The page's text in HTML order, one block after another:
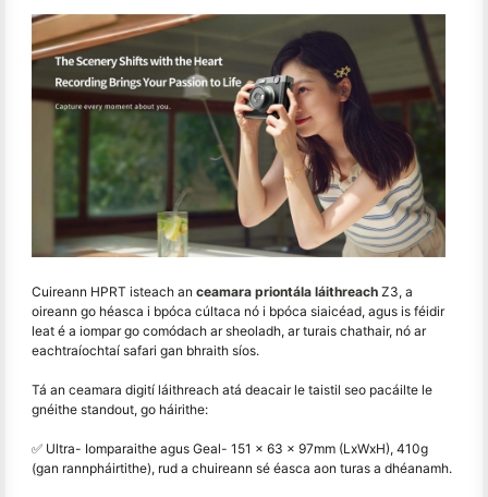
Cuireann HPRT isteach an ceamara priontála láithreach Z3, a
oireann go héasca i bpóca cúltaca nó i bpóca siaicéad, agus is féidir
leat é a iompar go comódach ar sheoladh, ar turais chathair, nó ar
eachtraíochtaí safari gan bhraith síos.
Tá an ceamara digití láithreach atá deacair le taistil seo pacáilte le
gnéithe standout, go háirithe:
✅ Ultra- Iomparaithe agus Geal- 151 × 63 × 97mm (LxWxH), 410g
(gan rannpháirtithe), rud a chuireann sé éasca aon turas a dhéanamh.